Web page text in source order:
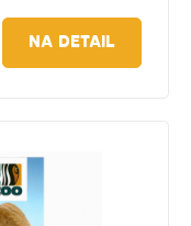
NA DETAIL